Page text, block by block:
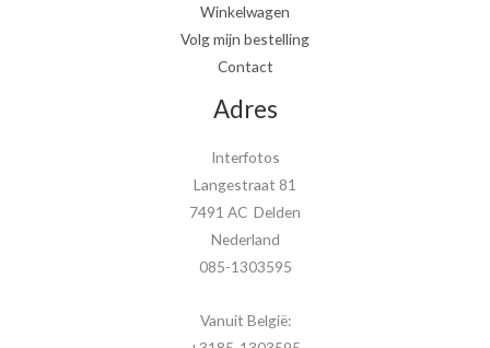
Winkelwagen
Volg mijn bestelling
Contact
Adres
Interfotos
Langestraat 81
7491 AC Delden
Nederland
085-1303595
Vanuit België: